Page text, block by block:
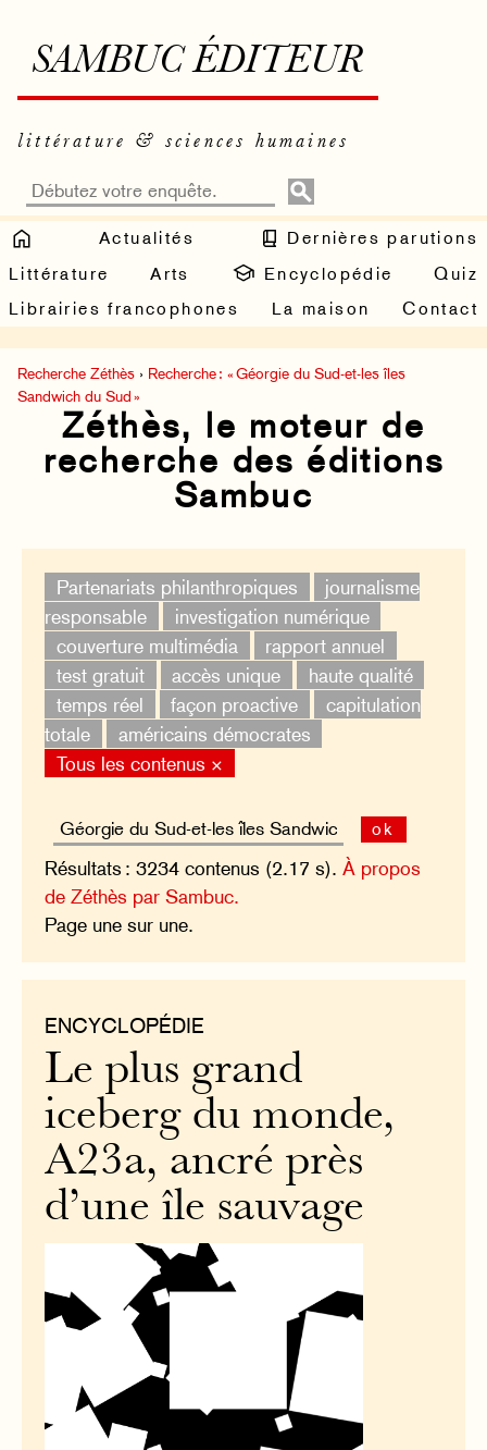
SAMBUC ÉDITEUR
littérature & sciences humaines
Actualités
Dernières parutions
Littérature
Arts Encyclopédie
Quiz
Librairies francophones
La maison Contact
Recherche Zéthès › Recherche : « Géorgie du Sud-et-les îles
Sandwich du Sud »
Zéthès, le moteur de
recherche des éditions
Sambuc
Partenariats philanthropiques
journalisme
responsable
investigation numérique
couverture multimédia
rapport annuel
test gratuit
accès unique
haute qualité
temps réel
façon proactive
capitulation
totale
américains démocrates
Tous les contenus ×
ok
Résultats : 3234 contenus (2.17 s).À propos
de Zéthès par Sambuc.
Page une sur une.
ENCYCLOPÉDIE
Le plus grand
iceberg du monde,
A23a, ancré près
d’une île sauvage